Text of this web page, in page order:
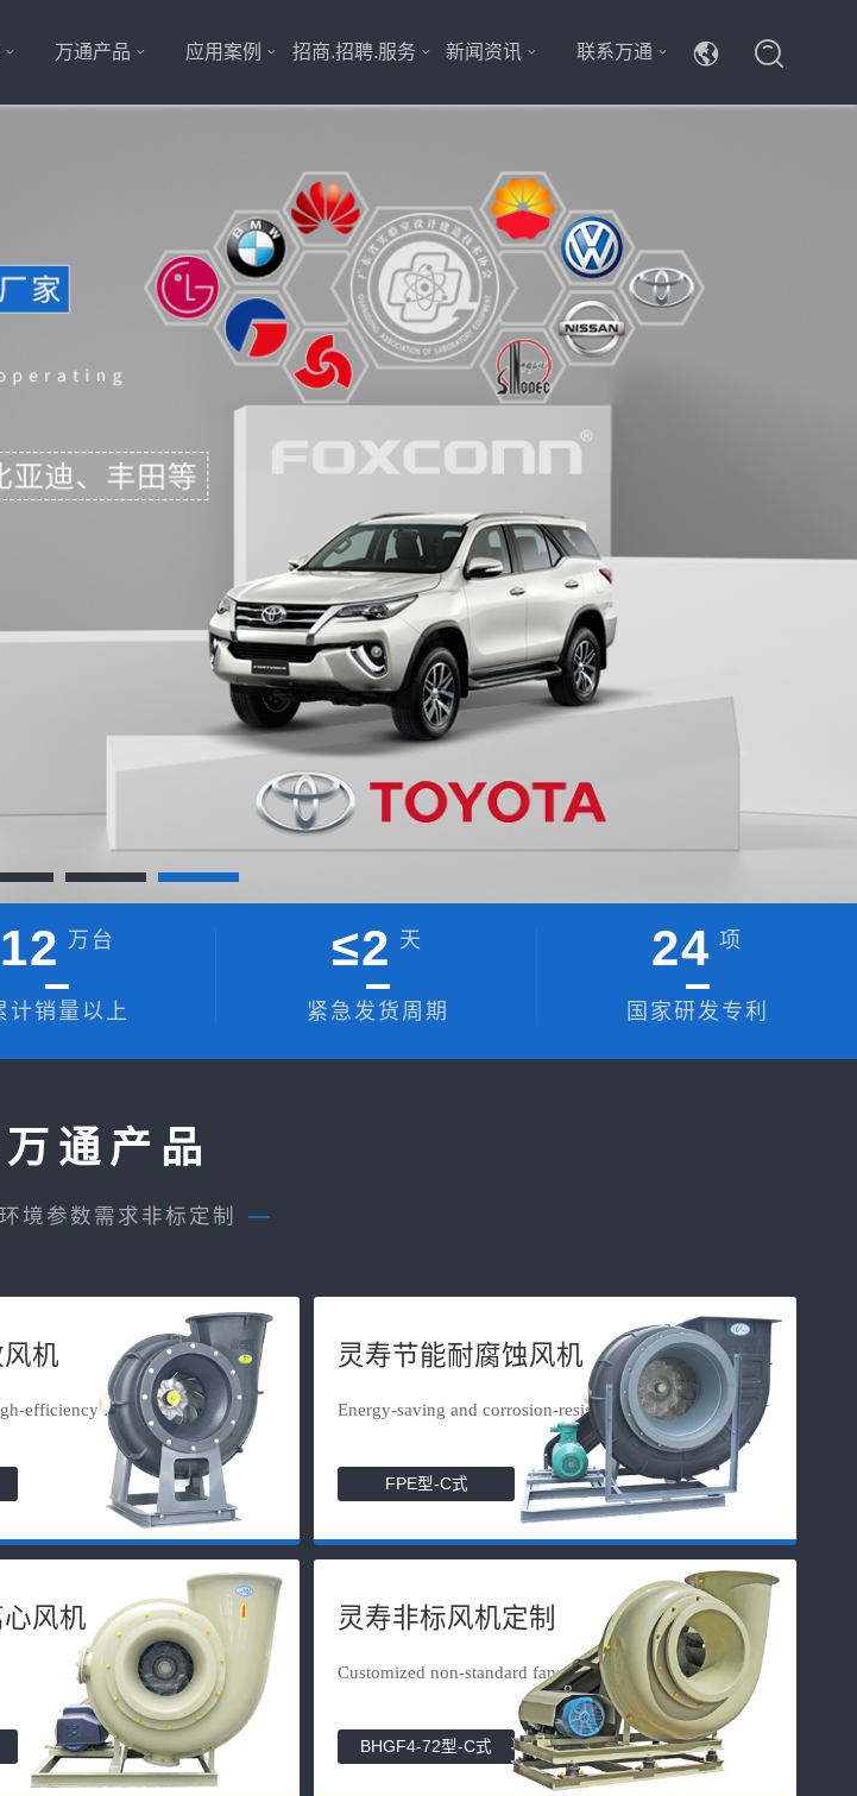
万通产品 应用案例 招商.招聘.服务 新闻资讯 联系万通
12 万台
计销量以上
≤2 天
紧急发货周期
24 项
国家研发专利
通产品
境参数需求非标定制 —
机
efficiency f...
灵寿节能耐腐蚀风机
Energy-saving and corrosion-resista...
FPE型-C式
风机 灵寿非标风机定制
Customized non-standard fans
BHGF4-72型-C式